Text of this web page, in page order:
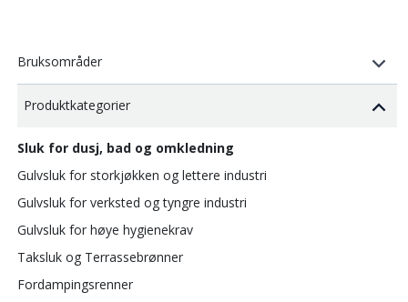
Bruksområder
Produktkategorier
Sluk for dusj, bad og omkledning
Gulvsluk for storkjøkken og lettere industri
Gulvsluk for verksted og tyngre industri
Gulvsluk for høye hygienekrav
Taksluk og Terrassebrønner
Fordampingsrenner